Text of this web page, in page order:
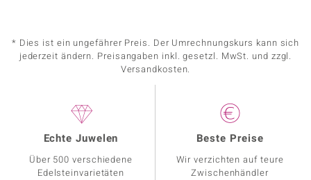
* Dies ist ein ungefährer Preis. Der Umrechnungskurs kann sich
jederzeit ändern. Preisangaben inkl. gesetzl. MwSt. und zzgl.
Versandkosten.
Echte Juwelen
Über 500 verschiedene
Edelsteinvarietäten
Beste Preise
Wir verzichten auf teure
Zwischenhändler